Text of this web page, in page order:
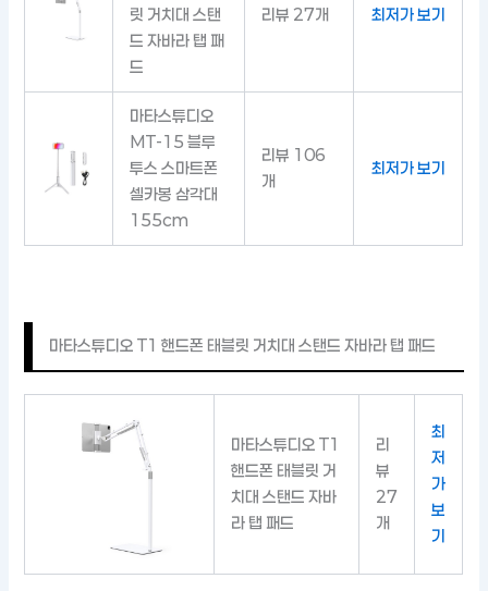
릿 거치대 스탠
드 자바라 탭 패
드
리뷰 27개 최저가 보기
마타스튜디오
MT-15 블루
투스 스마트폰
셀카봉 삼각대
155cm
리뷰 106
개
최저가 보기
마타스튜디오 T1 핸드폰 태블릿 거치대 스탠드 자바라 탭 패드
마타스튜디오 T1
핸드폰 태블릿 거
치대 스탠드 자바
라 탭 패드
리
뷰
27
개
최
저
가
보
기